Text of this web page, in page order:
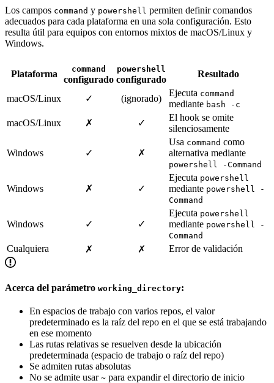
Los campos command y powershell permiten definir comandos
adecuados para cada plataforma en una sola configuración. Esto
resulta útil para equipos con entornos mixtos de macOS/Linux y
Windows.
Plataforma command
configurado
powershell
configurado
Resultado
macOS/Linux ✓ (ignorado)
Ejecuta command
mediante bash -c
macOS/Linux ✗ ✓
El hook se omite
silenciosamente
Windows ✓ ✗
Usa command como
alternativa mediante
powershell -Command
Windows ✗ ✓
Ejecuta powershell
mediante powershell -
Command
Windows ✓ ✓
Ejecuta powershell
mediante powershell -
Command
Cualquiera ✗ ✗ Error de validación
Acerca del parámetro working_directory:
En espacios de trabajo con varios repos, el valor
predeterminado es la raíz del repo en el que se está trabajando
en ese momento
Las rutas relativas se resuelven desde la ubicación
predeterminada (espacio de trabajo o raíz del repo)
Se admiten rutas absolutas
No se admite usar ~ para expandir el directorio de inicio